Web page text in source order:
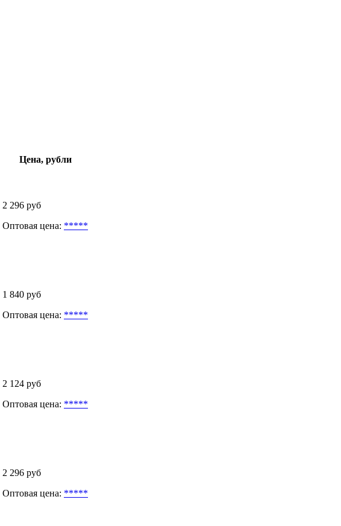
Цена, рубли
2 296 руб
Оптовая цена: *****
1 840 руб
Оптовая цена: *****
2 124 руб
Оптовая цена: *****
2 296 руб
Оптовая цена: *****